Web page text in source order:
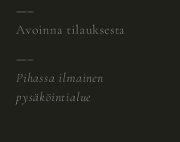
—–
Avoinna tilauksesta
—–
Pihassa ilmainen
pysäköintialue